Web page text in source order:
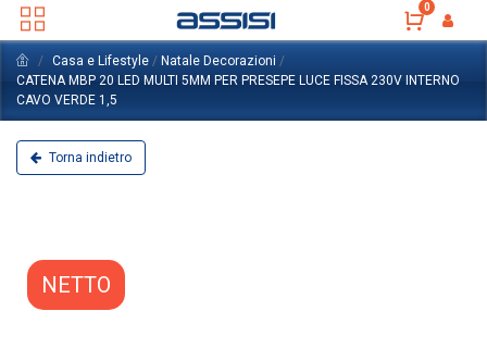
0
Casa e Lifestyle / Natale Decorazioni /
CATENA MBP 20 LED MULTI 5MM PER PRESEPE LUCE FISSA 230V INTERNO
CAVO VERDE 1,5
Torna indietro
NETTO